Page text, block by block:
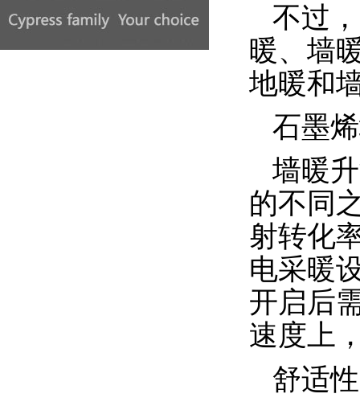
不过
暖、墙
地暖和
石墨
墙暖
的不同
射转化
电采暖
开启后
速度上
舒适性